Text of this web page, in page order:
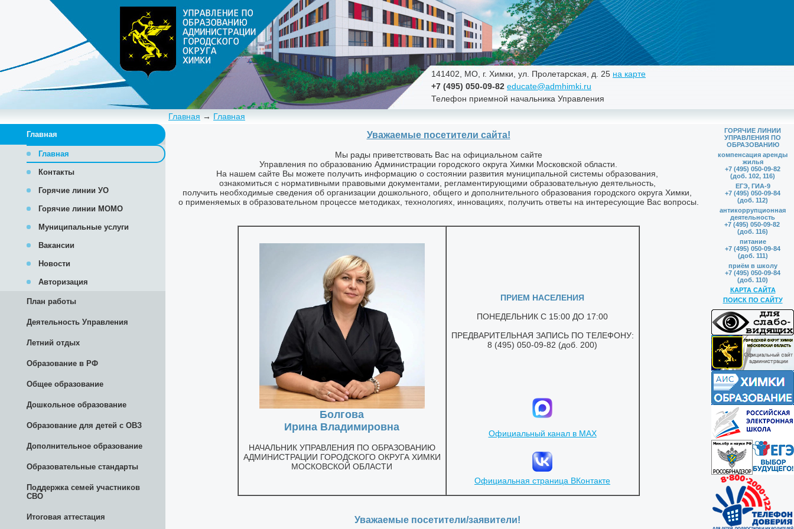
141402, МО, г. Химки, ул. Пролетарская, д. 25 на карте
+7 (495) 050-09-82 educate@admhimki.ru
Телефон приемной начальника Управления
Главная → Главная
Главная
Главная
Контакты
Горячие линии УО
Горячие линии МОМО
Муниципальные услуги
Вакансии
Новости
Авторизация
План работы
Деятельность Управления
Летний отдых
Образование в РФ
Общее образование
Дошкольное образование
Образование для детей с ОВЗ
Дополнительное образование
Образовательные стандарты
Поддержка семей участников
СВО
Итоговая аттестация
ГОРЯЧИЕ ЛИНИИ
УПРАВЛЕНИЯ ПО
ОБРАЗОВАНИЮ
компенсация аренды
жилья
+7 (495) 050-09-82
(доб. 102, 116)
ЕГЭ, ГИА-9
+7 (495) 050-09-84
(доб. 112)
антикоррупционная
деятельность
+7 (495) 050-09-82
(доб. 116)
питание
+7 (495) 050-09-84
(доб. 111)
приём в школу
+7 (495) 050-09-84
(доб. 110)
КАРТА САЙТА
ПОИСК ПО САЙТУ